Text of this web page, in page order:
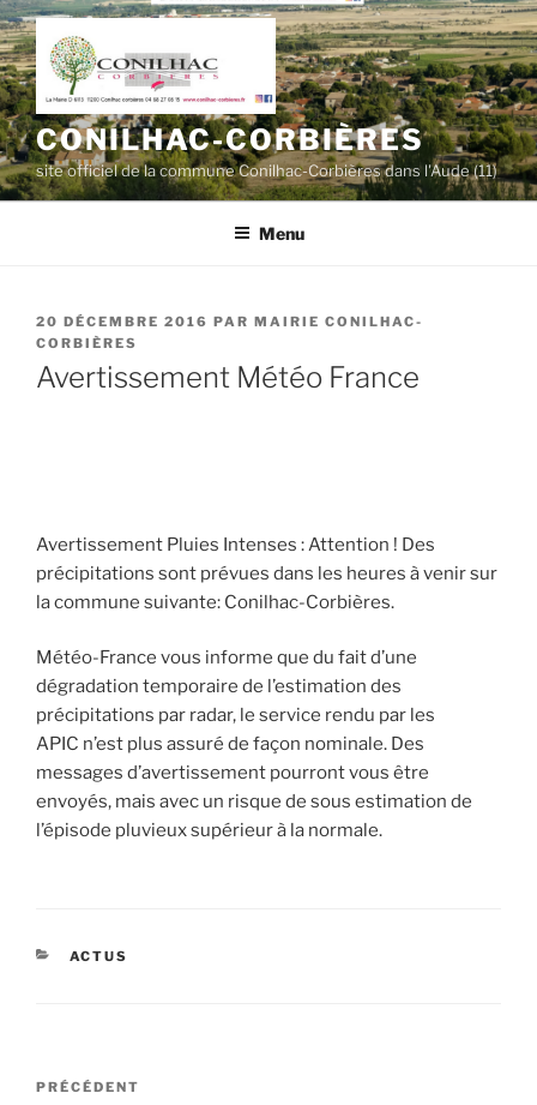
Aller
au
contenu
principal
CONILHAC-CORBIÈRES
site officiel de la commune Conilhac-Corbières dans l'Aude (11)
Menu
PUBLIÉ
LE
20 DÉCEMBRE 2016 PAR MAIRIE CONILHAC-
CORBIÈRES
Avertissement Météo France
Avertissement Pluies Intenses : Attention ! Des
précipitations sont prévues dans les heures à venir sur
la commune suivante: Conilhac-Corbières.
Météo-France vous informe que du fait d’une
dégradation temporaire de l’estimation des
précipitations par radar, le service rendu par les
APIC n’est plus assuré de façon nominale. Des
messages d’avertissement pourront vous être
envoyés, mais avec un risque de sous estimation de
l’épisode pluvieux supérieur à la normale.
CATÉGORIES
ACTUS
Navigation
Article
PRÉCÉDENT